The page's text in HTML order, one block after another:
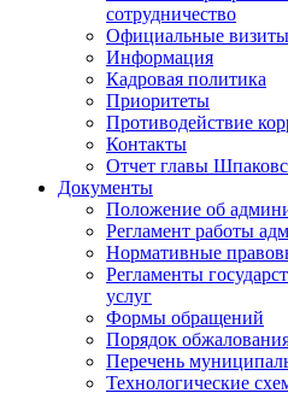
сотрудничество
Официальные визиты
Информация
Кадровая политика
Приоритеты
Противодействие
Контакты
Отчет главы
Документы
Положение об
Регламент работы
Нормативные
Регламенты
услуг
Формы обращений
Порядок
Перечень
Технологические